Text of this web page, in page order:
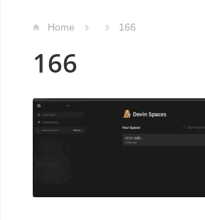
Home 166
166